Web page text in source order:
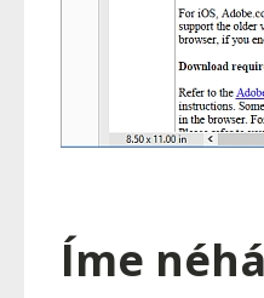
Íme